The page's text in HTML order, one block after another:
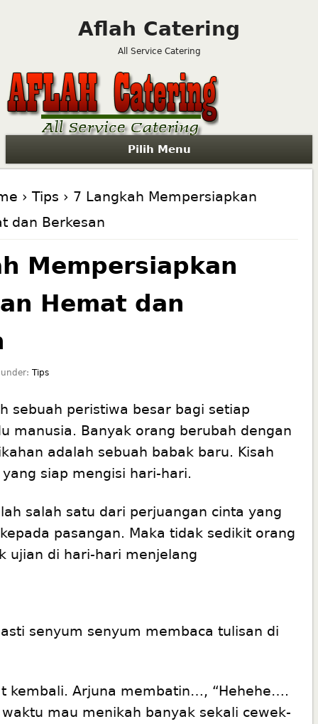
Aflah Catering
All Service Catering
Pilih Menu
›Tips › 7 Langkah Mempersiapkan
dan Berkesan
Mempersiapkan
Hemat dan
under:Tips
sebuah peristiwa besar bagi setiap
manusia. Banyak orang berubah dengan
adalah sebuah babak baru. Kisah
siap mengisi hari-hari.
salah satu dari perjuangan cinta yang
pasangan. Maka tidak sedikit orang
ujian di hari-hari menjelang
senyum senyum membaca tulisan di
kembali. Arjuna membatin…, “Hehehe….
mau menikah banyak sekali cewek-